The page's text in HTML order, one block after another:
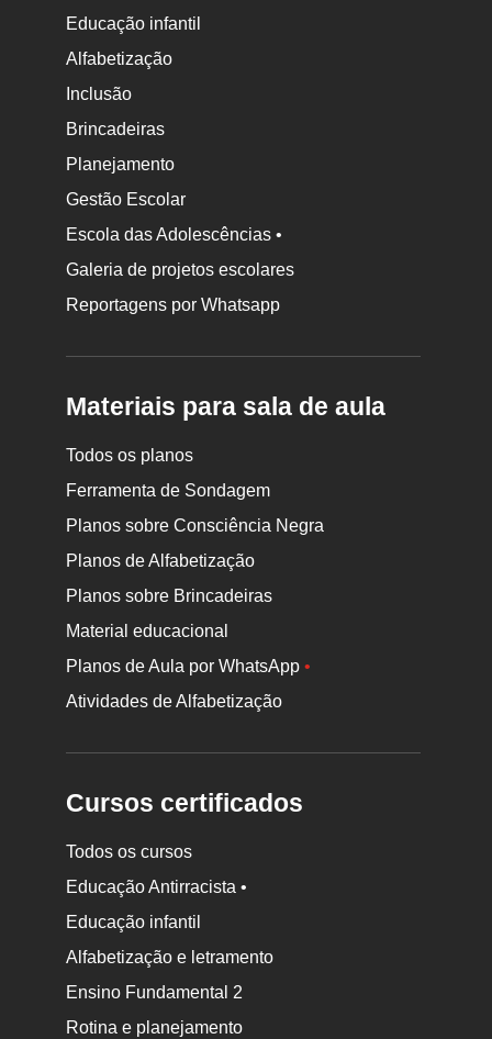
Educação infantil
Alfabetização
Inclusão
Brincadeiras
Planejamento
Gestão Escolar
Escola das Adolescências •
Galeria de projetos escolares
Reportagens por Whatsapp
Materiais para sala de aula
Todos os planos
Ferramenta de Sondagem
Planos sobre Consciência Negra
Planos de Alfabetização
Planos sobre Brincadeiras
Material educacional
Planos de Aula por WhatsApp•
Atividades de Alfabetização
Cursos certificados
Todos os cursos
Educação Antirracista •
Educação infantil
Alfabetização e letramento
Ensino Fundamental 2
Rotina e planejamento